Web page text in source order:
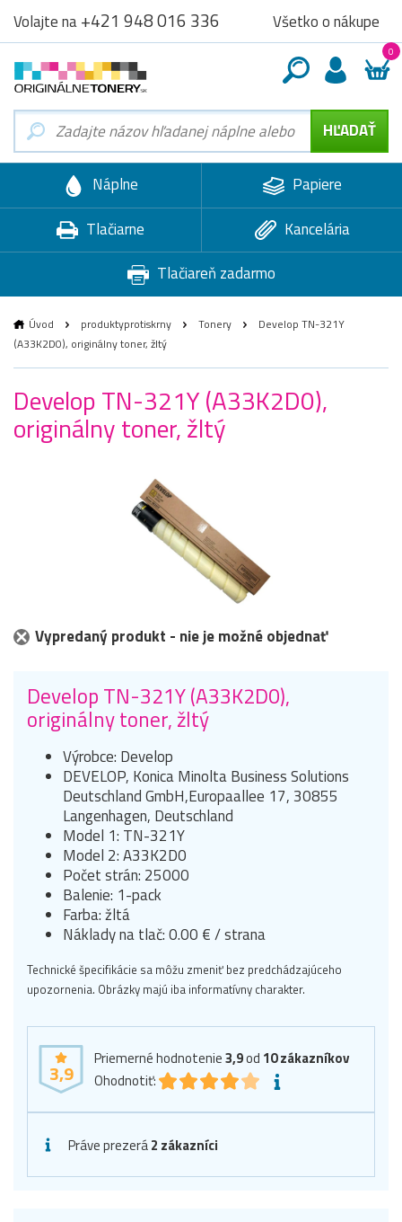
Volajte na+421 948 016 336 Všetko o nákupe
0
Náplne
Papiere
Tlačiarne
Kancelária
Tlačiareň zadarmo
Úvod produktyprotiskrny Tonery
Develop TN-321Y
(A33K2D0), originálny toner, žltý
Develop TN-321Y (A33K2D0),
originálny toner, žltý
Vypredaný produkt - nie je možné objednať
Develop TN-321Y (A33K2D0),
originálny toner, žltý
Výrobce: Develop
DEVELOP, Konica Minolta Business Solutions
Deutschland GmbH,Europaallee 17, 30855
Langenhagen, Deutschland
Model 1: TN-321Y
Model 2: A33K2D0
Počet strán: 25000
Balenie: 1-pack
Farba: žltá
Náklady na tlač: 0.00 € / strana
Technické špecifikácie sa môžu zmeniť bez predchádzajúceho
upozornenia. Obrázky majú iba informatívny charakter.
3,9
Priemerné hodnotenie3,9od 10zákazníkov
Ohodnotiť:
Práve prezerá2 zákazníci